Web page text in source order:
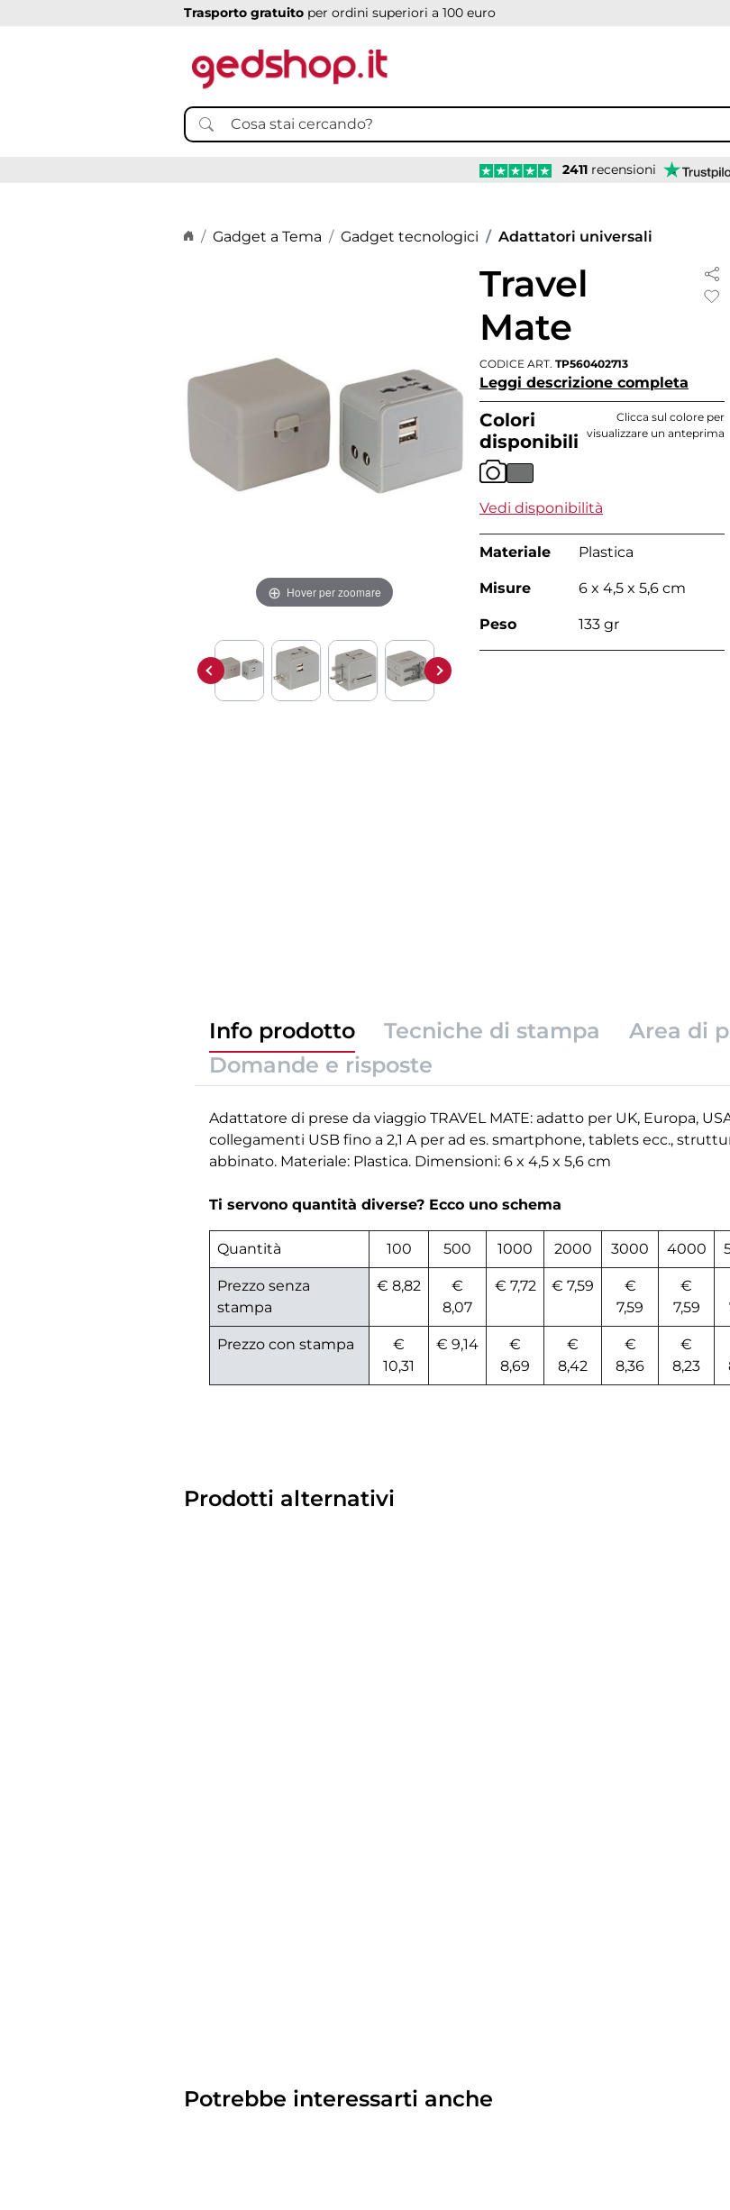
Trasporto gratuito per ordini superiori a 100 euro
2411 recensioni
Home page
Gadget a Tema Gadget tecnologici Adattatori universali
Hover per zoomare
Travel
Mate
CODICE ART. TP560402713
Leggi descrizione completa
Colori
disponibili
Clicca sul colore per
visualizzare un anteprima
Vedi disponibilità
Materiale Plastica
Misure 6 x 4,5 x 5,6 cm
Peso 133 gr
Info prodotto Tecniche di stampa
Area di
Domande e risposte
Adattatore di prese da viaggio TRAVEL MATE: adatto per UK, Europa,
collegamenti USB fino a 2,1 A per ad es. smartphone, tablets ecc.,
abbinato. Materiale: Plastica. Dimensioni: 6 x 4,5 x 5,6 cm
Ti servono quantità diverse? Ecco uno schema
Quantità 100 500 1000 2000 3000 4000
Prezzo senza
stampa
€ 8,82
€
8,07
€ 7,72 € 7,59
€
7,59
€
7,59
Prezzo con stampa
€
10,31
€ 9,14
€
8,69
€
8,42
€
8,36
€
8,23
Prodotti alternativi
Potrebbe interessarti anche